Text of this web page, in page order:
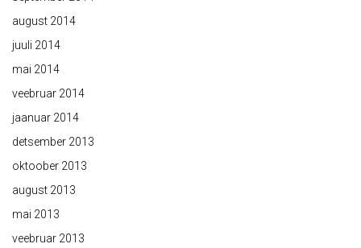
august 2014
juuli 2014
mai 2014
veebruar 2014
jaanuar 2014
detsember 2013
oktoober 2013
august 2013
mai 2013
veebruar 2013